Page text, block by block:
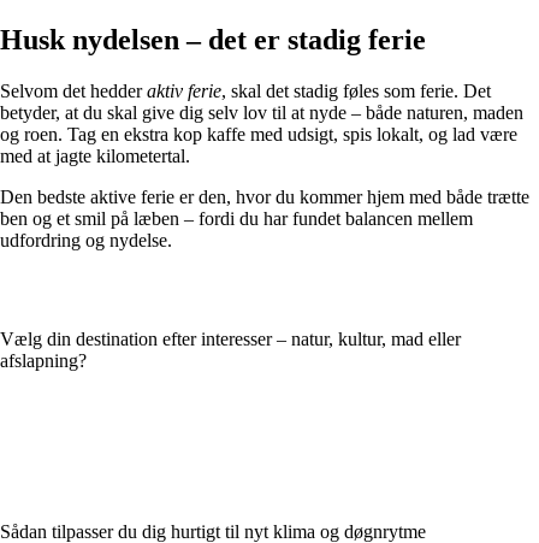
Husk nydelsen – det er stadig ferie
Selvom det hedderaktiv ferie, skal det stadig føles som ferie. Det
betyder, at du skal give dig selv lov til at nyde – både naturen, maden
og roen. Tag en ekstra kop kaffe med udsigt, spis lokalt, og lad være
med at jagte kilometertal.
Den bedste aktive ferie er den, hvor du kommer hjem med både trætte
ben og et smil på læben – fordi du har fundet balancen mellem
udfordring og nydelse.
Vælg din destination efter interesser – natur, kultur, mad eller
afslapning?
Sådan tilpasser du dig hurtigt til nyt klima og døgnrytme